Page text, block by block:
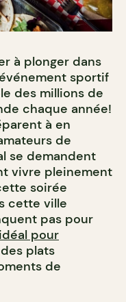
à plonger dans
sportif
des millions de
chaque année!
à en
de
se demandent
vivre pleinement
soirée
cette ville
pas pour
pour
plats
de